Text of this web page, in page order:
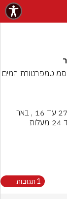
1 תגובות